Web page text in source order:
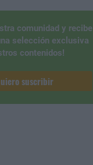
comunidad y recibe
selección exclusiva
contenidos!
suscribir